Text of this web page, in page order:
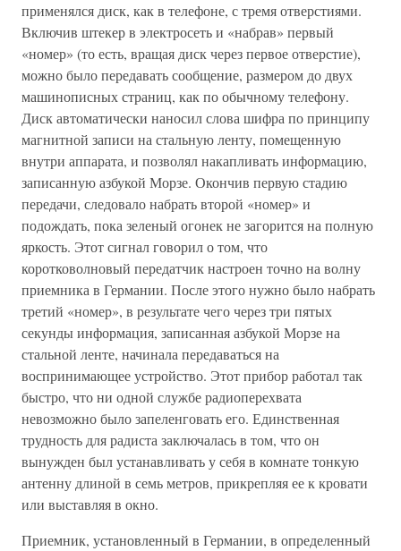
применялся диск, как в телефоне, с тремя отверстиями.
Включив штекер в электросеть и «набрав» первый
«номер» (то есть, вращая диск через первое отверстие),
можно было передавать сообщение, размером до двух
машинописных страниц, как по обычному телефону.
Диск автоматически наносил слова шифра по принципу
магнитной записи на стальную ленту, помещенную
внутри аппарата, и позволял накапливать информацию,
записанную азбукой Морзе. Окончив первую стадию
передачи, следовало набрать второй «номер» и
подождать, пока зеленый огонек не загорится на полную
яркость. Этот сигнал говорил о том, что
коротковолновый передатчик настроен точно на волну
приемника в Германии. После этого нужно было набрать
третий «номер», в результате чего через три пятых
секунды информация, записанная азбукой Морзе на
стальной ленте, начинала передаваться на
воспринимающее устройство. Этот прибор работал так
быстро, что ни одной службе радиоперехвата
невозможно было запеленговать его. Единственная
трудность для радиста заключалась в том, что он
вынужден был устанавливать у себя в комнате тонкую
антенну длиной в семь метров, прикрепляя ее к кровати
или выставляя в окно.
Приемник, установленный в Германии, в определенный